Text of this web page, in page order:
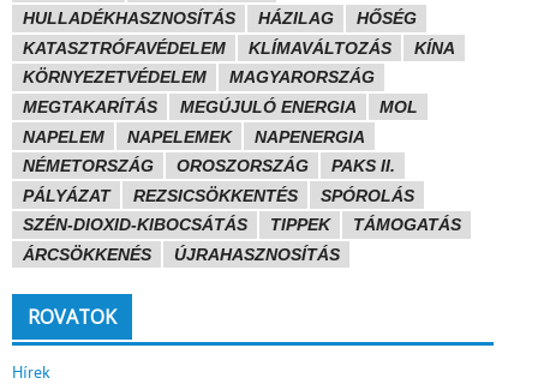
HULLADÉKHASZNOSÍTÁS
HÁZILAG
HŐSÉG
KATASZTRÓFAVÉDELEM
KLÍMAVÁLTOZÁS
KÍNA
KÖRNYEZETVÉDELEM
MAGYARORSZÁG
MEGTAKARÍTÁS
MEGÚJULÓ ENERGIA
MOL
NAPELEM
NAPELEMEK
NAPENERGIA
NÉMETORSZÁG
OROSZORSZÁG
PAKS II.
PÁLYÁZAT
REZSICSÖKKENTÉS
SPÓROLÁS
SZÉN-DIOXID-KIBOCSÁTÁS
TIPPEK
TÁMOGATÁS
ÁRCSÖKKENÉS
ÚJRAHASZNOSÍTÁS
ROVATOK
Hírek